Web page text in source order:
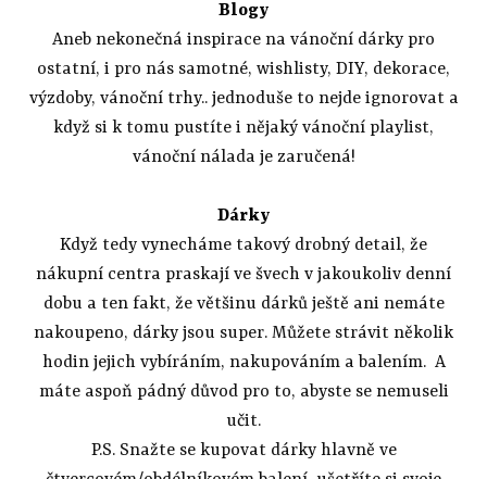
Blogy
Aneb nekonečná inspirace na vánoční dárky pro
ostatní, i pro nás samotné, wishlisty, DIY, dekorace,
výzdoby, vánoční trhy.. jednoduše to nejde ignorovat a
když si k tomu pustíte i nějaký vánoční playlist,
vánoční nálada je zaručená!
Dárky
Když tedy vynecháme takový drobný detail, že
nákupní centra praskají ve švech v jakoukoliv denní
dobu a ten fakt, že většinu dárků ještě ani nemáte
nakoupeno, dárky jsou super. Můžete strávit několik
hodin jejich vybíráním, nakupováním a balením. A
máte aspoň pádný důvod pro to, abyste se nemuseli
učit.
P.S. Snažte se kupovat dárky hlavně ve